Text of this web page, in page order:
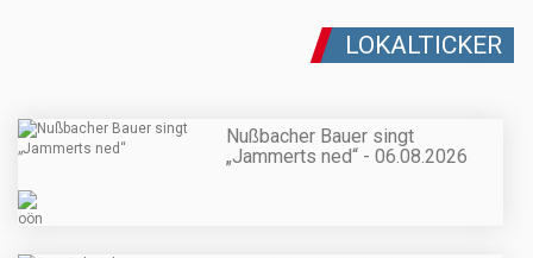
LOKALTICKER
Nußbacher Bauer singt
„Jammerts ned“ - 06.08.2026